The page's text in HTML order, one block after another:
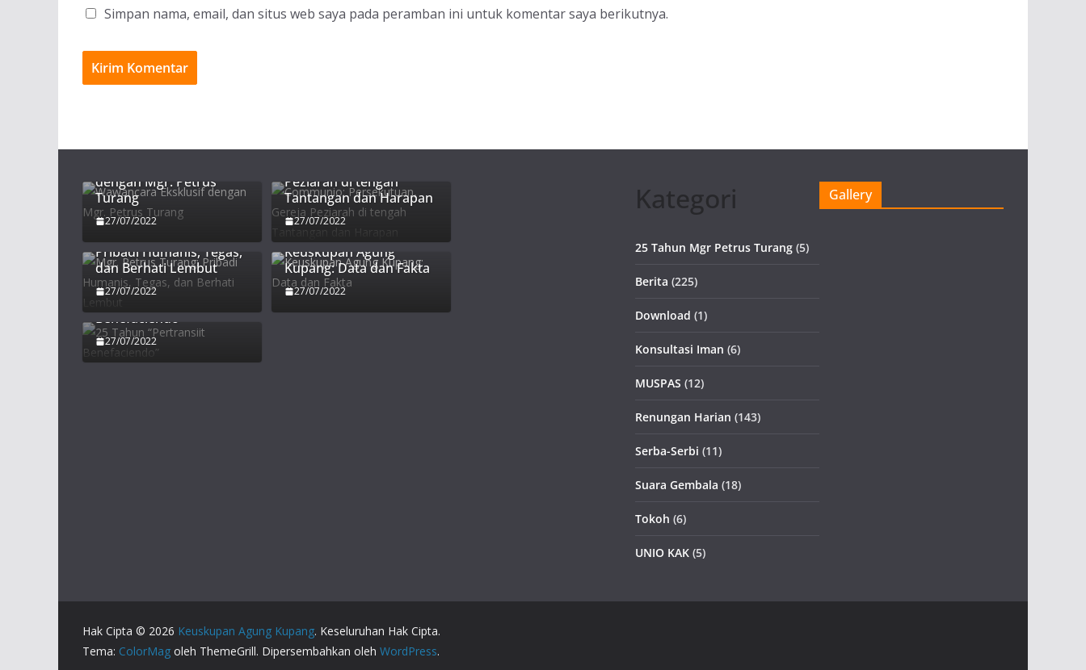
Simpan nama, email, dan situs web saya pada peramban ini untuk komentar saya berikutnya.
dengan Mgr. Petrus
Turang
27/07/2022
Communio:
Peziarah di tengah
Tantangan dan Harapan
27/07/2022
Pribadi Humanis, Tegas,
dan Berhati Lembut
27/07/2022
Keuskupan Agung
Kupang: Data dan Fakta
27/07/2022
25 Tahun “Pertransiit
Benefaciendo”
27/07/2022
Kategori
25 Tahun Mgr Petrus Turang (5)
Berita (225)
Download (1)
Konsultasi Iman (6)
MUSPAS (12)
Renungan Harian (143)
Serba-Serbi (11)
Suara Gembala (18)
Tokoh (6)
UNIO KAK (5)
Gallery
Hak Cipta © 2026 Keuskupan Agung Kupang. Keseluruhan Hak Cipta.
Tema: ColorMag oleh ThemeGrill. Dipersembahkan oleh WordPress.